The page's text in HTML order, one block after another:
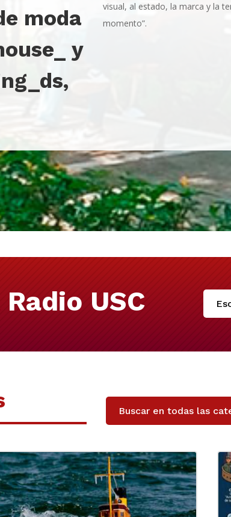
moda
y
visual, al estado, la marca y la
momento”.
USC
Buscar en todas las